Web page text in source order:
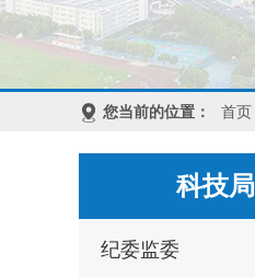
您当前的位置： 首页
科技局
纪委监委